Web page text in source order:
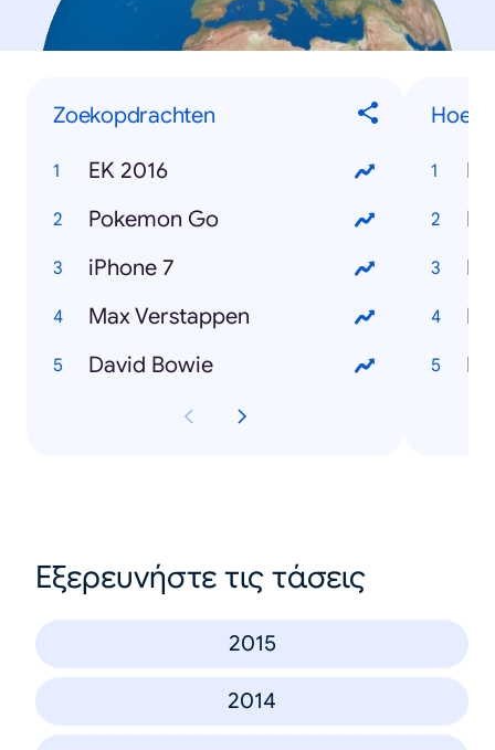
Zoekopdrachten
EK 2016
Pokemon Go
iPhone 7
Max Verstappen
David Bowie
Hoe
Εξερευνήστε τις τάσεις
2015
2014